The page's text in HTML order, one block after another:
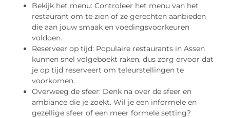
Bekijk het menu: Controleer het menu van het
restaurant om te zien of ze gerechten aanbieden
die aan jouw smaak en voedingsvoorkeuren
voldoen.
Reserveer op tijd: Populaire restaurants in Assen
kunnen snel volgeboekt raken, dus zorg ervoor dat
je op tijd reserveert om teleurstellingen te
voorkomen.
Overweeg de sfeer: Denk na over de sfeer en
ambiance die je zoekt. Wil je een informele en
gezellige sfeer of een meer formele setting?